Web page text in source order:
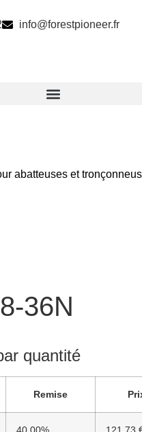
info@forestpioneer.fr
abatteuses et
36N
quantité
Remise